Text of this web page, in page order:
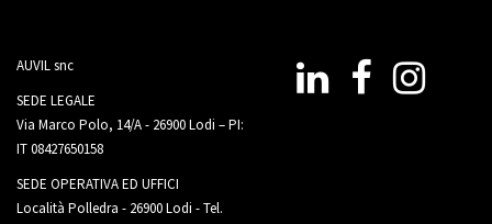
AUVIL snc
SEDE LEGALE
Via Marco Polo, 14/A - 26900 Lodi – PI:
IT 08427650158
SEDE OPERATIVA ED UFFICI
Località Polledra - 26900 Lodi - Tel.
Linkedin